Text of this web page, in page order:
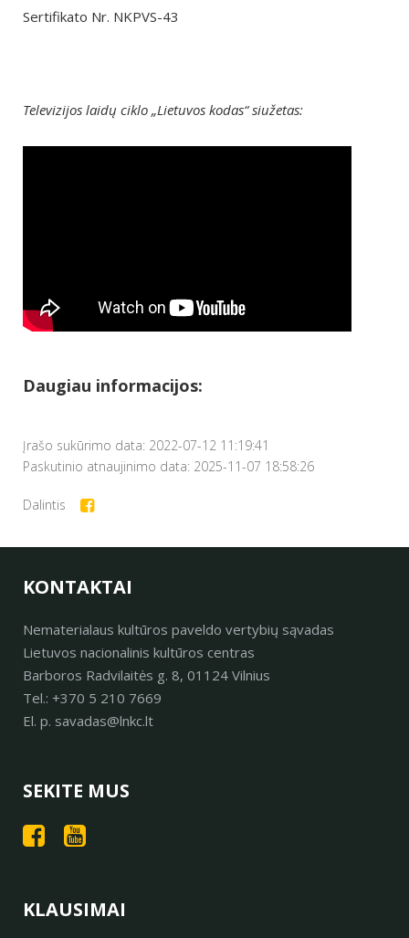
Sertifikato Nr. NKPVS-43
Televizijos laidų ciklo „Lietuvos kodas“ siužetas:
Daugiau informacijos:
Įrašo sukūrimo data: 2022-07-12 11:19:41
Paskutinio atnaujinimo data: 2025-11-07 18:58:26
Dalintis
KONTAKTAI
Nematerialaus kultūros paveldo vertybių sąvadas
Lietuvos nacionalinis kultūros centras
Barboros Radvilaitės g. 8, 01124 Vilnius
Tel.: +370 5 210 7669
El. p. savadas@lnkc.lt
SEKITE MUS
KLAUSIMAI